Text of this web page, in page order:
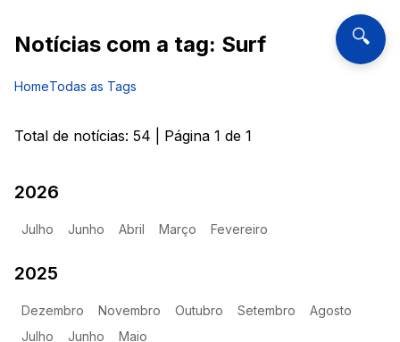
🔍
Notícias com a tag: Surf
HomeTodas as Tags
Total de notícias: 54 | Página 1 de 1
2026
Julho Junho Abril Março Fevereiro
2025
Dezembro Novembro Outubro Setembro
Agosto
Julho
Junho Maio